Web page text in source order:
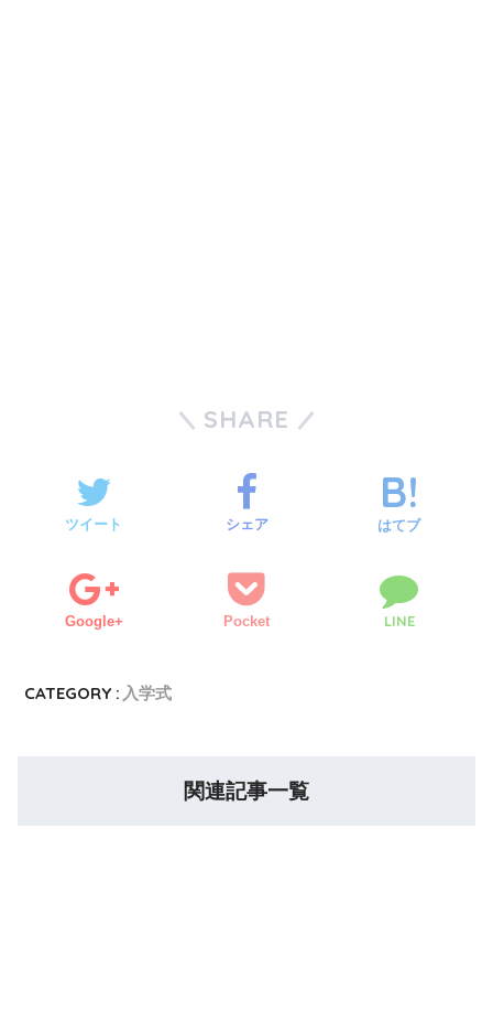
SHARE
ツイート シェア はてブ
Google+ Pocket LINE
CATEGORY : 入学式
関連記事一覧